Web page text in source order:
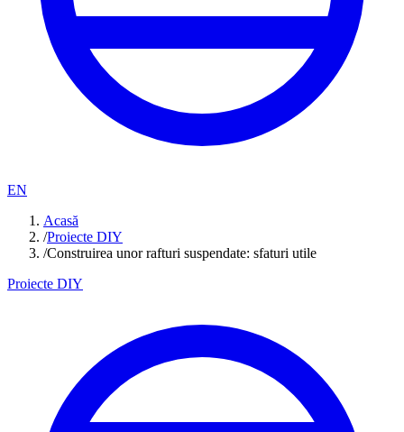
EN
Acasă
/Proiecte DIY
/Construirea unor rafturi suspendate: sfaturi utile
Proiecte DIY